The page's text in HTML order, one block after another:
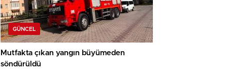
GÜNCEL
Mutfakta çıkan yangın büyümeden
söndürüldü